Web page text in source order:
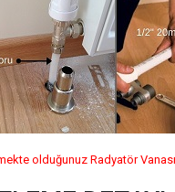
olduğunuz Radyatör